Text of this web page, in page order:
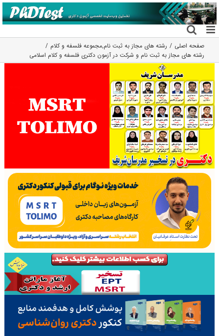
رفتن
به
محتوا
صفحه اصلی رشته های مجاز به ثبت نام,مجموعه فلسفه و کلام
رشته های مجاز به ثبت نام و شرکت در آزمون دکتری فلسفه و کلام اسلامی